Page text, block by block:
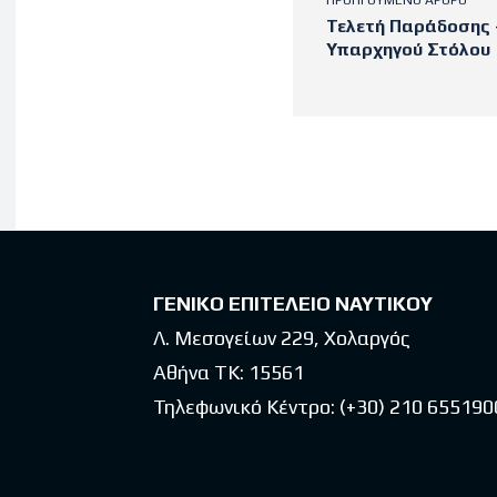
Τελετή
Υπαρχηγού Στόλου
ΓΕΝΙΚΟ ΕΠΙΤΕΛΕΙΟ ΝΑΥΤΙΚΟΥ
Λ. Μεσογείων 229, Χολαργός
Αθήνα ΤΚ: 15561
Τηλεφωνικό Κέντρο: (+30) 210